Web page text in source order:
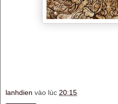
lanhdien vào lúc 20:15